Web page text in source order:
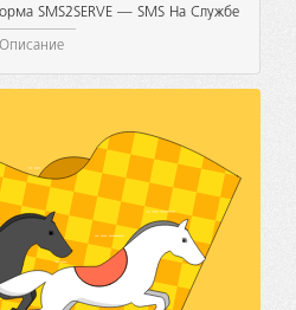
SMS2SERVE — SMS На Службе
Описание